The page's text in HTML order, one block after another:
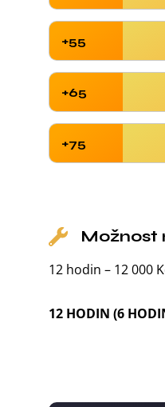
+55
+65
+75
Možnost
12 hodin – 12 000
12 HODIN (6